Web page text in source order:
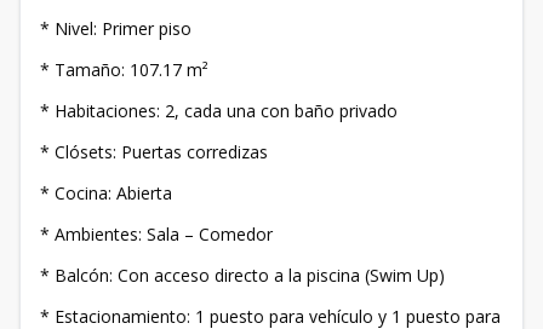
* Nivel: Primer piso
* Tamaño: 107.17 m²
* Habitaciones: 2, cada una con baño privado
* Clósets: Puertas corredizas
* Cocina: Abierta
* Ambientes: Sala – Comedor
* Balcón: Con acceso directo a la piscina (Swim Up)
* Estacionamiento: 1 puesto para vehículo y 1 puesto para